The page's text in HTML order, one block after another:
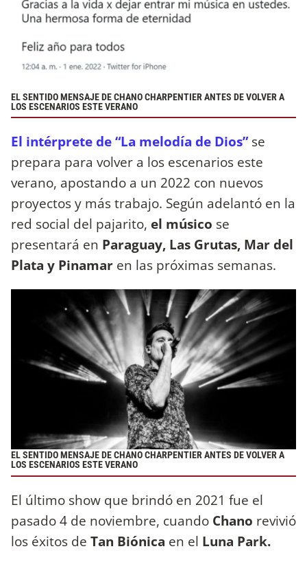
EL SENTIDO MENSAJE DE CHANO CHARPENTIER ANTES DE VOLVER A
LOS ESCENARIOS ESTE VERANO
El intérprete de “La melodía de Dios” se
prepara para volver a los escenarios este
verano, apostando a un 2022 con nuevos
proyectos y más trabajo. Según adelantó en la
red social del pajarito, el músico se
presentará en Paraguay, Las Grutas, Mar del
Plata y Pinamar en las próximas semanas.
EL SENTIDO MENSAJE DE CHANO CHARPENTIER ANTES DE VOLVER A
LOS ESCENARIOS ESTE VERANO
El último show que brindó en 2021 fue el
pasado 4 de noviembre, cuando Chano revivió
los éxitos de Tan Biónica en el Luna Park.